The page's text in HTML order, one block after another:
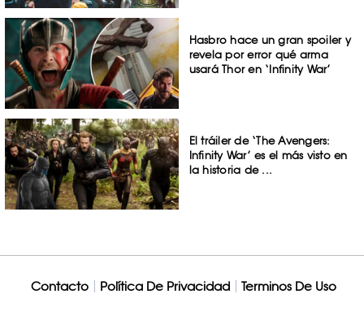
Hasbro hace un gran spoiler y
revela por error qué arma
usará Thor en ‘Infinity War’
El tráiler de ‘The Avengers:
Infinity War’ es el más visto en
la historia de ...
Contacto Política De Privacidad Terminos De Uso